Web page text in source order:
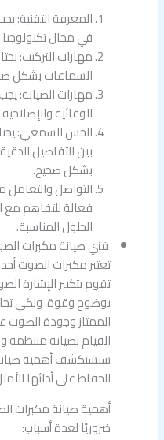
المعرفة التقنية:
في مجال
مهارات التركيب:
السماعات بشكل
مهارات الصيانة:
الوقائية
الحس السمعي:
بين التفاصيل
بشكل صحيح.
التواصل والتعامل
فعالة للتفاهم مع
الحلول المناسبة.
فني صيانة مكبرات
تعتبر مكبرات الصوت
تقوم بتكبير الإشارة
بوضوح وقوة. ولكي
الممتاز وجودة الصوت
القيام بصيانة
سنستكشف أهمية
للحفاظ على أدائها
أهمية صيانة مكبرات
ضروريًا لعدة أسباب: